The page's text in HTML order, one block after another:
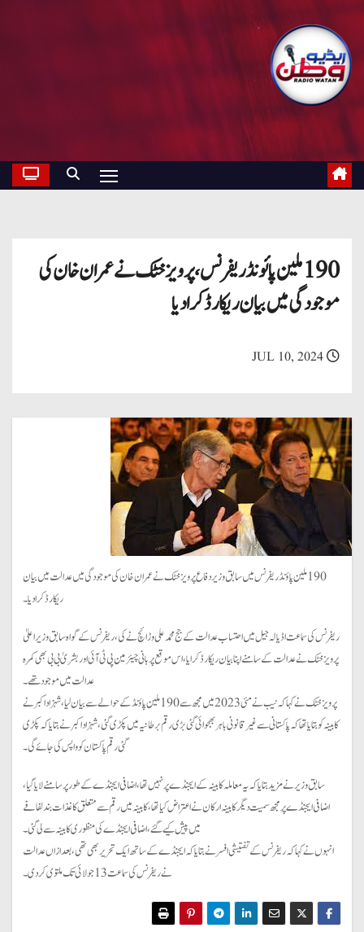
190 ملین پائونڈ ریفرنس ، پرویز خٹک نے عمران خان کی
موجودگی میں بیان ریکارڈ کرا دیا
JUL 10, 2024
190 ملین پاؤنڈ ریفرنس میں سابق وزیر دفاع پرویز خٹک نے عمران خان کی موجودگی میں عدالت میں بیان
ریکارڈ کرا دیا۔
ریفرنس کی سماعت اڈیالہ جیل میں احتساب عدالت کے جج محمد علی وڑائچ نے کی، ریفرنس کے گواہ سابق وزیر اعلیٰ
پرویز خٹک نے عدالت کے سامنے اپنا بیان ریکارڈ کرایا، اس موقع پر بانی چیئرمین پی ٹی آئی اور بشریٰ بی بی بھی کمرہ
عدالت میں موجود تھے۔
پرویز خٹک نے کہا کہ نیب نے مئی 2023 میں مجھ سے 190ملین پاؤنڈ کے حوالے سے بیان لیا، شہزاد اکبر نے
کابینہ کو بتایا تھا کہ پاکستانی سے غیر قانونی باہر بھجوائی گئی بڑی رقم برطانیہ میں پکڑی گئی، شہزاد اکبر نے بتایا کہ پکڑی
گئی رقم پاکستان کو واپس کی جائے گی۔
سابق وزیر نے مزید بتایا کہ یہ معاملہ کابینہ کے ایجنڈے پر نہیں تھا، اضافی ایجنڈے کے طور پر سامنے لایا گیا،
اضافی ایجنڈے پر مجھ سمیت دیگر کابینہ ارکان نے اعتراض کیا تھا، کابینہ میں رقم سے متعلق کاغذات بند لفافے
میں پیش کیے گئے، اضافی ایجنڈے کی منظوری کابینہ سے لی گئی۔
انہوں نے کہا کہ ریفرنس کے تفتیشی افسر نے بتایا کہ ایجنڈے کے ساتھ ایک تحریر بھی تھی ، بعد ازاں عدالت
نے ریفرنس کی سماعت 13 جولائی تک ملتوی کر دی۔